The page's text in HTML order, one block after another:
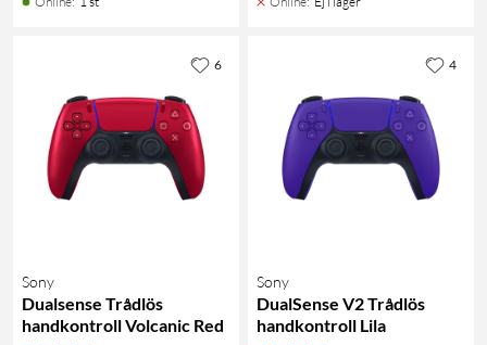
Sony
Dualsense Trådlös
handkontroll Volcanic Red
6
Sony
DualSense V2 Trådlös
handkontroll Lila
4